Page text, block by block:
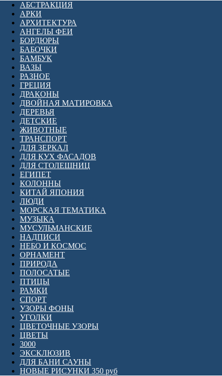
АБСТРАКЦИЯ
АРКИ
АРХИТЕКТУРА
АНГЕЛЫ ФЕИ
БОРДЮРЫ
БАБОЧКИ
БАМБУК
ВАЗЫ
РАЗНОЕ
ГРЕЦИЯ
ДРАКОНЫ
ДВОЙНАЯ МАТИРОВКА
ДЕРЕВЬЯ
ДЕТСКИЕ
ЖИВОТНЫЕ
ТРАНСПОРТ
ДЛЯ ЗЕРКАЛ
ДЛЯ КУХ ФАСАДОВ
ДЛЯ СТОЛЕШНИЦ
ЕГИПЕТ
КОЛОННЫ
КИТАЙ ЯПОНИЯ
ЛЮДИ
МОРСКАЯ ТЕМАТИКА
МУЗЫКА
МУСУЛЬМАНСКИЕ
НАДПИСИ
НЕБО И КОСМОС
ОРНАМЕНТ
ПРИРОДА
ПОЛОСАТЫЕ
ПТИЦЫ
РАМКИ
СПОРТ
УЗОРЫ ФОНЫ
УГОЛКИ
ЦВЕТОЧНЫЕ УЗОРЫ
ЦВЕТЫ
3000
ЭКСКЛЮЗИВ
ДЛЯ БАНИ САУНЫ
НОВЫЕ РИСУНКИ 350 руб